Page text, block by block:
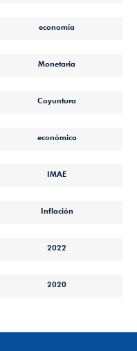
economía
Monetaria
Coyuntura
económica
IMAE
Inflación
2022
2020